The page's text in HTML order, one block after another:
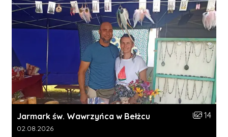
Jarmark św. Wawrzyńca w Bełżcu Liczba
14
Data dodania galerii:
02.08.2026